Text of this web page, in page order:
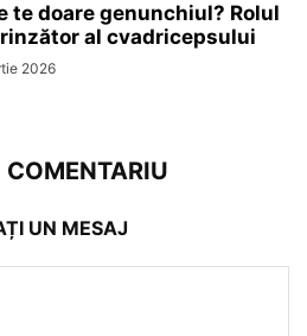
te doare genunchiul? Rolul
al cvadricepsului
2026
UN MESAJ